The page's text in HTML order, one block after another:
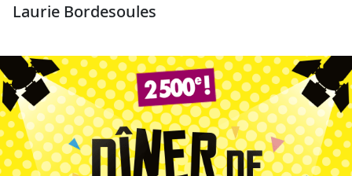
Laurie Bordesoules